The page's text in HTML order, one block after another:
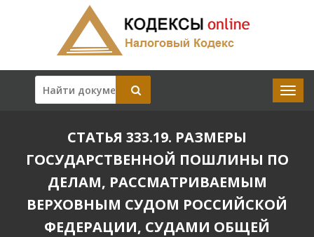
СТАТЬЯ 333.19. РАЗМЕРЫ
ГОСУДАРСТВЕННОЙ ПОШЛИНЫ ПО
ДЕЛАМ, РАССМАТРИВАЕМЫМ
ВЕРХОВНЫМ СУДОМ РОССИЙСКОЙ
ФЕДЕРАЦИИ, СУДАМИ ОБЩЕЙ